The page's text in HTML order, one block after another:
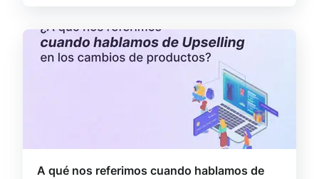
para brindar un servicio de calidad. Desafíos
preexistentes
A qué nos referimos cuando hablamos de